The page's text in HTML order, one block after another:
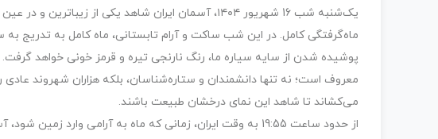
یک‌شنبه شب 16 شهریور ۱۴۰۴، آسمان ایران شاهد یکی از
ماه‌گرفتگی کامل. در این شب ساکت و آرام تابستانی، ماه کامل به تدریج
معروف است؛ نه تنها دانشمندان و ستاره‌شناسان، بلکه هزاران شهروند عادی
می‌کشاند تا شاهد این نمای درخشان طبیعت باشند.
از حدود ساعت 19:55 به وقت ایران، زمانی که ماه به آرامی